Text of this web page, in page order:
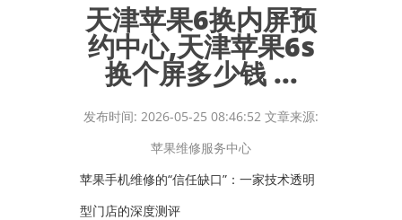
天津苹果6换内屏预
约中心,天津苹果6s
换个屏多少钱 ...
发布时间: 2026-05-25 08:46:52 文章来源:
苹果维修服务中心
苹果手机维修的“信任缺口”：一家技术透明
型门店的深度测评